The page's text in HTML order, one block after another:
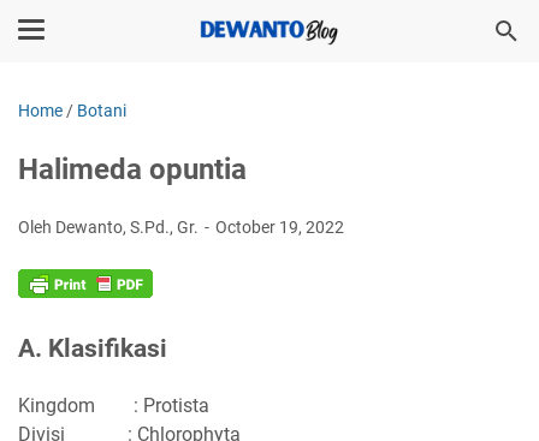
Home / Botani
Halimeda opuntia
Oleh Dewanto, S.Pd., Gr. October 19, 2022
A. Klasifikasi
Kingdom
: Protista
Divisi
: Chlorophyta